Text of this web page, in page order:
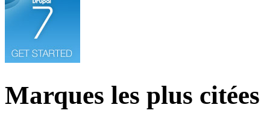
Marques les plus citées